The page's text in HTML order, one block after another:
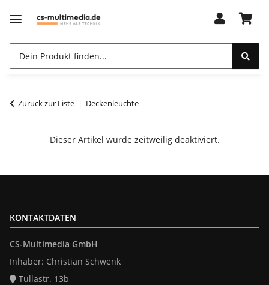
Zurück zur Liste Deckenleuchte
Dieser Artikel wurde zeitweilig deaktiviert.
KONTAKTDATEN
CS-Multimedia GmbH
Inhaber: Christian Schwenk
Tullastr. 13b